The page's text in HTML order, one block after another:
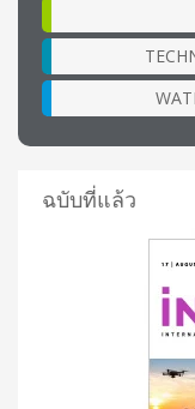
ฉบับที่แล้ว